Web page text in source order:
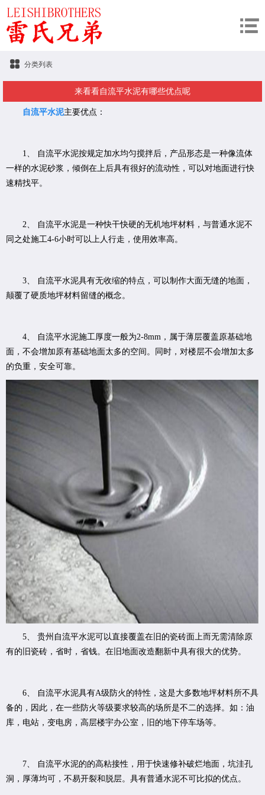
分类列表
来看看自流平水泥有哪些优点呢
自流平水泥主要优点：
1、 自流平水泥按规定加水均匀搅拌后，产品形态是一种像流体
一样的水泥砂浆，倾倒在上后具有很好的流动性，可以对地面进行快
速精找平。
2、 自流平水泥是一种快干快硬的无机地坪材料，与普通水泥不
同之处施工4-6小时可以上人行走，使用效率高。
3、 自流平水泥具有无收缩的特点，可以制作大面无缝的地面，
颠覆了硬质地坪材料留缝的概念。
4、 自流平水泥施工厚度一般为2-8mm，属于薄层覆盖原基础地
面，不会增加原有基础地面太多的空间。同时，对楼层不会增加太多
的负重，安全可靠。
5、 贵州自流平水泥可以直接覆盖在旧的瓷砖面上而无需清除原
有的旧瓷砖，省时，省钱。在旧地面改造翻新中具有很大的优势。
6、 自流平水泥具有A级防火的特性，这是大多数地坪材料所不具
备的，因此，在一些防火等级要求较高的场所是不二的选择。如：油
库，电站，变电房，高层楼宇办公室，旧的地下停车场等。
7、 自流平水泥的的高粘接性，用于快速修补破烂地面，坑洼孔
洞，厚薄均可，不易开裂和脱层。具有普通水泥不可比拟的优点。